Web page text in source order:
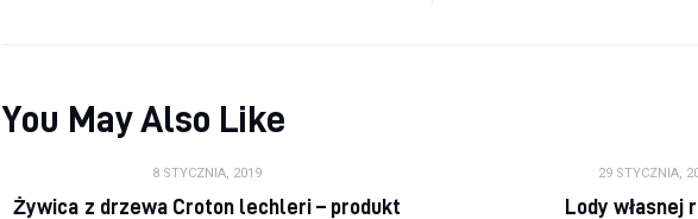
You May Also Like
8 STYCZNIA, 2019
Żywica z drzewa Croton lechleri – produkt
29 STYCZNIA,
Lody własnej